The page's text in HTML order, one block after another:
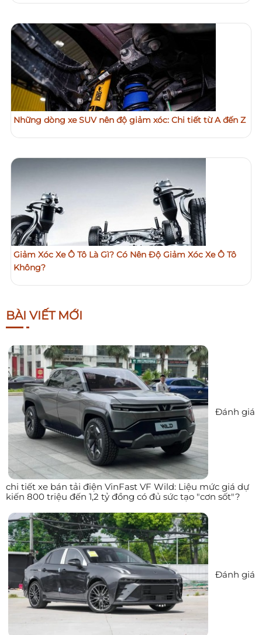
Những dòng xe SUV nên độ giảm xóc: Chi tiết từ A đến Z
Giảm Xóc Xe Ô Tô Là Gì? Có Nên Độ Giảm Xóc Xe Ô Tô
Không?
BÀI VIẾT MỚI
Đánh giá
chi tiết xe bán tải điện VinFast VF Wild: Liệu mức giá dự
kiến 800 triệu đến 1,2 tỷ đồng có đủ sức tạo "cơn sốt"?
Đánh giá